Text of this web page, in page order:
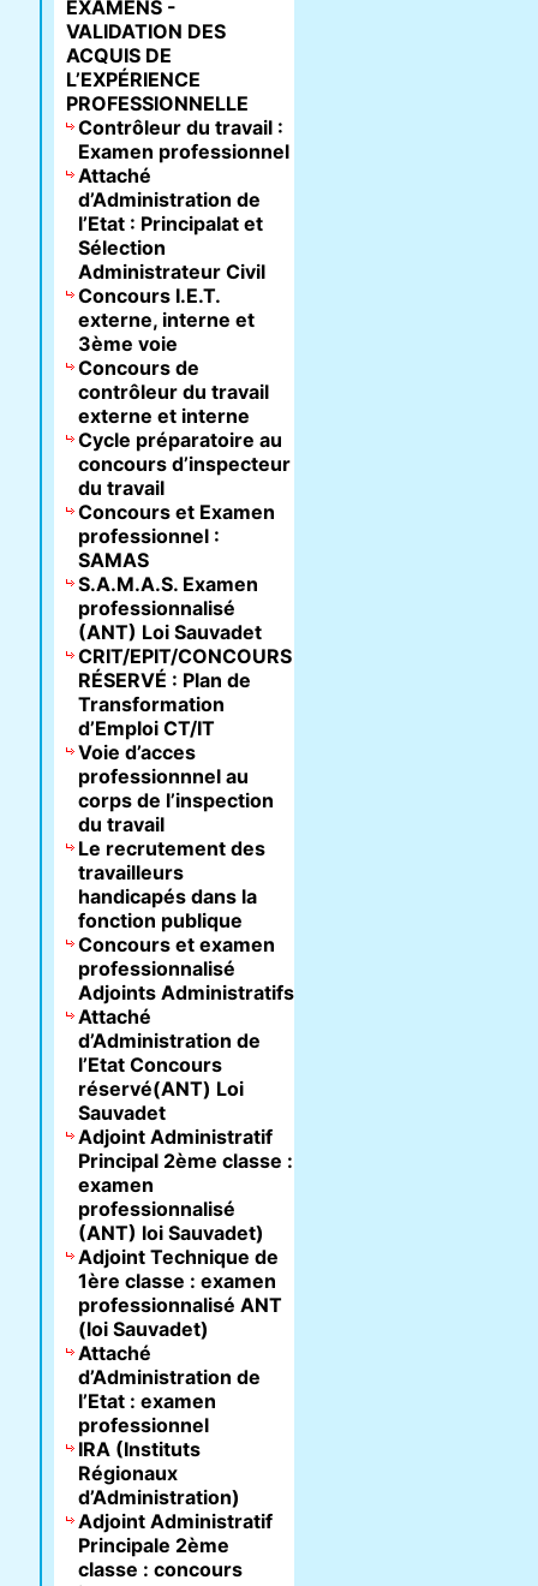
EXAMENS -
VALIDATION DES
ACQUIS DE
L’EXPÉRIENCE
PROFESSIONNELLE
Contrôleur du travail :
Examen professionnel
Attaché
d’Administration de
l’Etat : Principalat et
Sélection
Administrateur Civil
Concours I.E.T.
externe, interne et
3ème voie
Concours de
contrôleur du travail
externe et interne
Cycle préparatoire au
concours d’inspecteur
du travail
Concours et Examen
professionnel :
SAMAS
S.A.M.A.S. Examen
professionnalisé
(ANT) Loi Sauvadet
CRIT/EPIT/CONCOURS
RÉSERVÉ : Plan de
Transformation
d’Emploi CT/IT
Voie d’acces
professionnnel au
corps de l’inspection
du travail
Le recrutement des
travailleurs
handicapés dans la
fonction publique
Concours et examen
professionnalisé
Adjoints Administratifs
Attaché
d’Administration de
l’Etat Concours
réservé(ANT) Loi
Sauvadet
Adjoint Administratif
Principal 2ème classe :
examen
professionnalisé
(ANT) loi Sauvadet)
Adjoint Technique de
1ère classe : examen
professionnalisé ANT
(loi Sauvadet)
Attaché
d’Administration de
l’Etat : examen
professionnel
IRA (Instituts
Régionaux
d’Administration)
Adjoint Administratif
Principale 2ème
classe : concours